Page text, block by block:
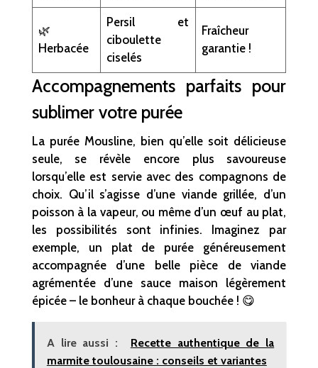
🌿
Herbacée
Persil et
ciboulette
ciselés
Fraîcheur
garantie !
Accompagnements parfaits pour
sublimer votre purée
La purée Mousline, bien qu’elle soit délicieuse
seule, se révèle encore plus savoureuse
lorsqu’elle est servie avec des compagnons de
choix. Qu’il s’agisse d’une viande grillée, d’un
poisson à la vapeur, ou même d’un œuf au plat,
les possibilités sont infinies. Imaginez par
exemple, un plat de purée généreusement
accompagnée d’une belle pièce de viande
agrémentée d’une sauce maison légèrement
épicée – le bonheur à chaque bouchée ! 😋
A lire aussi :
Recette authentique de la
marmite toulousaine : conseils et variantes